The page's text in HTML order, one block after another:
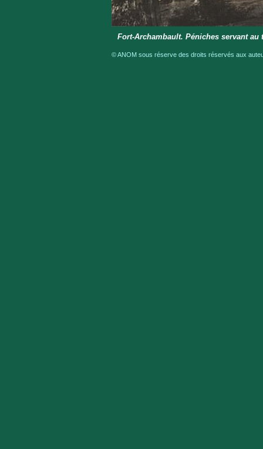
Fort-Archambault. Péniches servant au
© ANOM sous réserve des droits réservés aux